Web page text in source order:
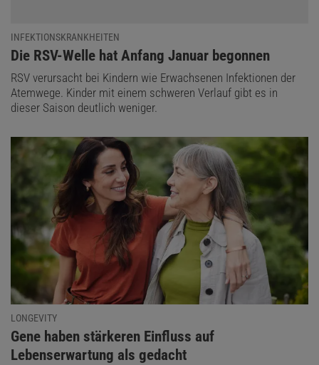
INFEKTIONSKRANKHEITEN
:
Die RSV-Welle hat Anfang Januar begonnen
RSV verursacht bei Kindern wie Erwachsenen Infektionen der
Atemwege. Kinder mit einem schweren Verlauf gibt es in
dieser Saison deutlich weniger.
LONGEVITY
:
Gene haben stärkeren Einfluss auf
Lebenserwartung als gedacht